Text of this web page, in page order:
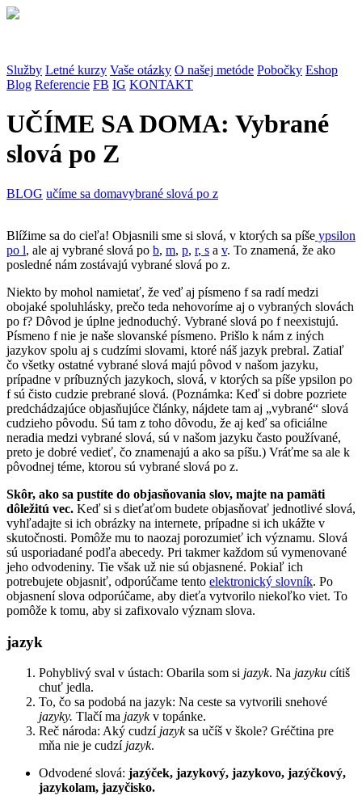
Služby Letné kurzy Vaše otázky O našej metóde Pobočky Eshop
Blog Referencie FB IG KONTAKT
UČÍME SA DOMA: Vybrané
slová po Z
BLOG učíme sa domavybrané slová po z
Blížime sa do cieľa! Objasnili sme si slová, v ktorých sa píše ypsilon
po l, ale aj vybrané slová po b, m, p, r, s a v. To znamená, že ako
posledné nám zostávajú vybrané slová po z.
Niekto by mohol namietať, že veď aj písmeno f sa radí medzi
obojaké spoluhlásky, prečo teda nehovoríme aj o vybraných slovách
po f? Dôvod je úplne jednoduchý. Vybrané slová po f neexistujú.
Písmeno f nie je naše slovanské písmeno. Prišlo k nám z iných
jazykov spolu aj s cudzími slovami, ktoré náš jazyk prebral. Zatiaľ
čo všetky ostatné vybrané slová majú pôvod v našom jazyku,
prípadne v príbuzných jazykoch, slová, v ktorých sa píše ypsilon po
f sú čisto cudzie prebrané slová. (Poznámka: Keď si dobre pozriete
predchádzajúce objasňujúce články, nájdete tam aj „vybrané“ slová
cudzieho pôvodu. Sú tam z toho dôvodu, že aj keď sa oficiálne
neradia medzi vybrané slová, sú v našom jazyku často používané,
preto je dobré vedieť, čo znamenajú a ako sa píšu.) Vráťme sa ale k
pôvodnej téme, ktorou sú vybrané slová po z.
Skôr, ako sa pustíte do objasňovania slov, majte na pamäti
dôležitú vec. Keď si s dieťaťom budete objasňovať jednotlivé slová,
vyhľadajte si ich obrázky na internete, prípadne si ich ukážte v
skutočnosti. Pomôže mu to naozaj porozumieť ich významu. Slová
sú usporiadané podľa abecedy. Pri takmer každom sú vymenované
jeho odvodeniny. Tie však už nie sú objasnené. Pokiaľ ich
potrebujete objasniť, odporúčame tento elektronický slovník. Po
objasnení slova odporúčame, aby dieťa vytvorilo niekoľko viet. To
pomôže k tomu, aby si zafixovalo význam slova.
jazyk
Pohyblivý sval v ústach: Obarila som si jazyk. Na jazyku cítiš
chuť jedla.
To, čo sa podobá na jazyk: Na ceste sa vytvorili snehové
jazyky. Tlačí ma jazykv topánke.
Reč národa: Aký cudzíjazyksa učíš v škole? Gréčtina pre
mňa nie je cudzí jazyk.
Odvodené slová: jazýček, jazykový, jazykovo, jazýčkový,
jazykolam, jazyčisko.